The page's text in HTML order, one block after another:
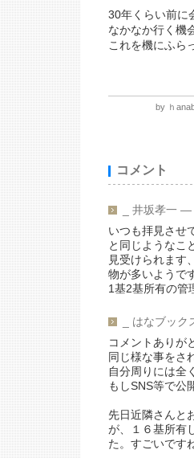
30年くらい前に
なかなか行く機
これを機にふら
by ｈ
コメント
井坂孝一 ―
いつも拝見させ
と同じようなこ
見受けられます
物が多いようで
1基2基所有の管
はなブック
コメントありが
同じ様な事をさ
自分周りには全
もしSNS等で公
先日近隣さんと
が、１６基所有
た。すごいです